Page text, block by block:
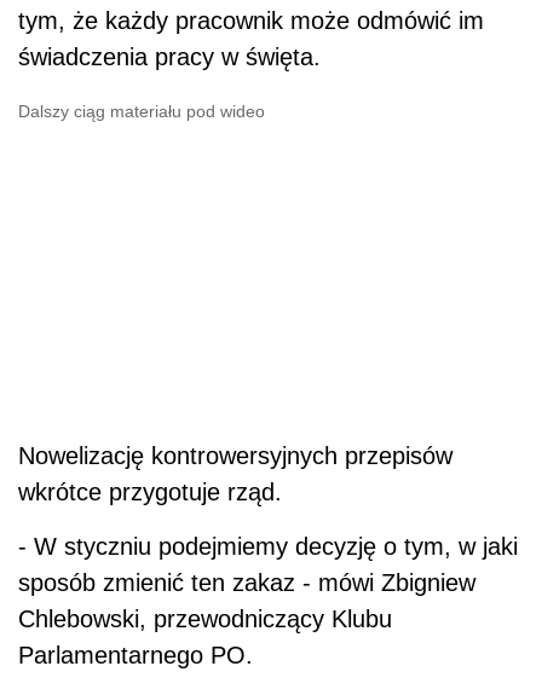
tym, że każdy pracownik może odmówić im
świadczenia pracy w święta.
Dalszy ciąg materiału pod wideo
Nowelizację kontrowersyjnych przepisów
wkrótce przygotuje rząd.
- W styczniu podejmiemy decyzję o tym, w jaki
sposób zmienić ten zakaz - mówi Zbigniew
Chlebowski, przewodniczący Klubu
Parlamentarnego PO.